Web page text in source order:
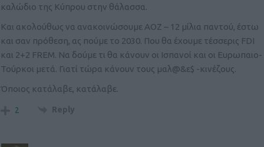
καλώδιο της Κύπρου στην θάλασσα.
Και ακολούθως να ανακοινώσουμε ΑΟΖ – 12 μίλια παντού, έστω
και σαν πρόθεση, ας πούμε το 2030. Που θα έχουμε τέσσερις FDI
και 2+2 FREM. Να δούμε τι θα κάνουν οι Ισπανοί και οι Ευρωπαιο-
Τούρκοι μετά. Γιατί τώρα κάνουν τους μαλ@&ε$ -κινέζους.
Όποιος κατάλαβε, κατάλαβε.
2 Reply